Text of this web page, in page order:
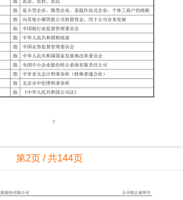
第2页 / 共144页